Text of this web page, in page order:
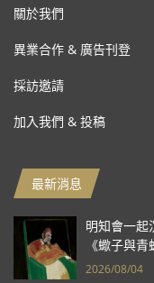
關於我們
異業合作 & 廣告刊登
採訪邀請
加入我們 & 投稿
最新消息
明知會一起
《蠍子與
2026/08/04